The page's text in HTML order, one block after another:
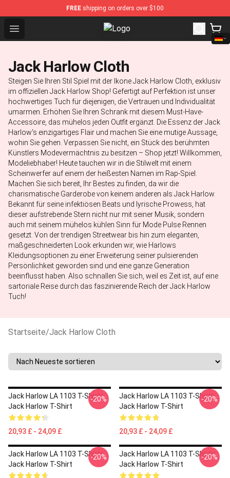
FREE shipping on orders over $100
Open menu Jack Harlow Shop - Official Jack
Jack Harlow Cloth
Steigen Sie Ihren Stil Spiel mit der Ikone Jack Harlow Cloth, exklusiv
im offiziellen Jack Harlow Shop! Gefertigt auf Perfektion ist unser
hochwertiges Tuch für diejenigen, die Vertrauen und Individualität
umarmen. Erhöhen Sie Ihren Schrank mit diesem Must-Have-
Accessoire, das mühelos jeden Outfit ergänzt. Die Essenz der Jack
Harlow's einzigartiges Flair und machen Sie eine mutige Aussage,
wohin Sie gehen. Verpassen Sie nicht, ein Stück des berühmten
Künstlers Modevermächtnis zu besitzen – Shop jetzt! Willkommen,
Modeliebhaber! Heute tauchen wir in die Stilwelt mit einem
Scheinwerfer auf einem der heißesten Namen im Rap-Spiel.
Machen Sie sich bereit, Ihr Bestes zu finden, da wir die
charismatische Garderobe von keinem anderen als Jack Harlow.
Bekannt für seine infektiösen Beats und lyrische Prowess, hat
dieser aufstrebende Stern nicht nur mit seiner Musik, sondern
auch mit seinem mühelos kühlen Sinn für Mode Pulse Rennen
gesetzt. Von der trendigen Streetwear bis hin zum eleganten,
maßgeschneiderten Look erkunden wir, wie Harlows
Kleidungsoptionen zu einer Erweiterung seiner pulsierenden
Persönlichkeit geworden sind und eine ganze Generation
beeinflusst haben. Also schnallen Sie sich, weil es Zeit ist, auf eine
sartoriale Reise durch das faszinierende Reich der Jack Harlow
Tuch!
Startseite/Jack Harlow Cloth
Jack Harlow LA 1103 T-Shirts
Jack Harlow T-Shirt
20,93 £ - 24,09 £
-20%
Jack Harlow LA 1103 T-Shirts
Jack Harlow T-Shirt
20,93 £ - 24,09 £
-20%
Jack Harlow LA 1103 T-Shirts
Jack Harlow T-Shirt
-20%
Jack Harlow LA 1103 T-Shirts
Jack Harlow T-Shirt
-20%